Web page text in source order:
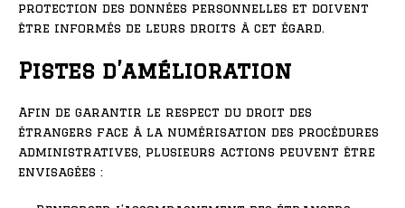
protection des données personnelles et doivent
être informés de leurs droits à cet égard.
Pistes d’amélioration
Afin de garantir le respect du droit des
étrangers face à la numérisation des procédures
administratives, plusieurs actions peuvent être
envisagées :